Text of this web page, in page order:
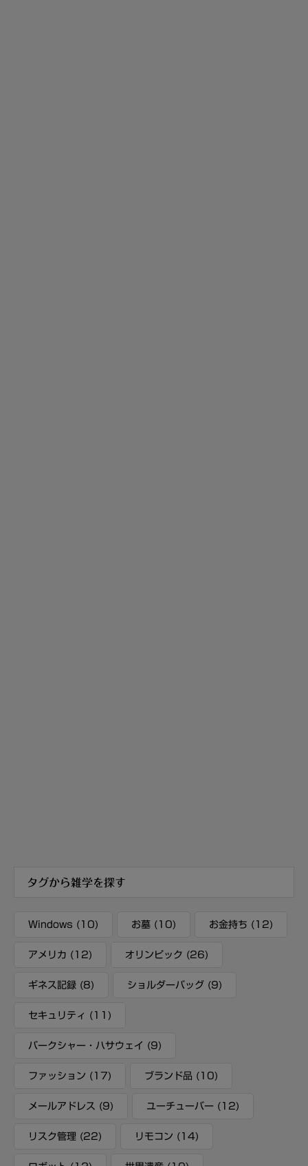
タグから雑学を探す
Windows (10) お墓 (10) お金持ち (12)
アメリカ (12) オリンピック (26)
ギネス記録 (8) ショルダーバッグ (9)
セキュリティ (11)
バークシャー・ハサウェイ (9)
ファッション (17) ブランド品 (10)
メールアドレス (9) ユーチューバー (12)
リスク管理 (22) リモコン (14)